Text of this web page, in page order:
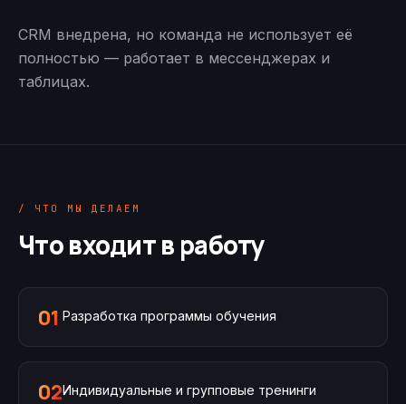
CRM внедрена, но команда не использует её
полностью — работает в мессенджерах и
таблицах.
/ ЧТО МЫ ДЕЛАЕМ
Что входит в работу
01 Разработка программы обучения
02Индивидуальные и групповые тренинги